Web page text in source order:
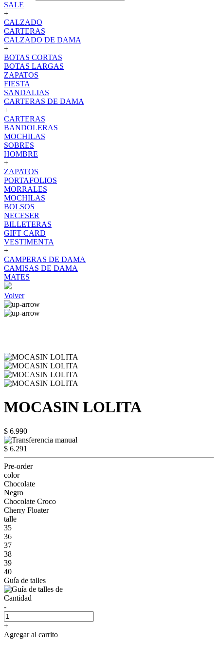
SALE
+
CALZADO
CARTERAS
CALZADO DE DAMA
+
BOTAS CORTAS
BOTAS LARGAS
ZAPATOS
FIESTA
SANDALIAS
CARTERAS DE DAMA
+
CARTERAS
BANDOLERAS
MOCHILAS
SOBRES
HOMBRE
+
ZAPATOS
PORTAFOLIOS
MORRALES
MOCHILAS
BOLSOS
NECESER
BILLETERAS
GIFT CARD
VESTIMENTA
+
CAMPERAS DE DAMA
CAMISAS DE DAMA
MATES
Volver
MOCASIN LOLITA
$ 6.990
$ 6.291
Pre-order
color
Chocolate
Negro
Chocolate Croco
Cherry Floater
talle
35
36
37
38
39
40
Guía de talles
Cantidad
-
+
Agregar al carrito